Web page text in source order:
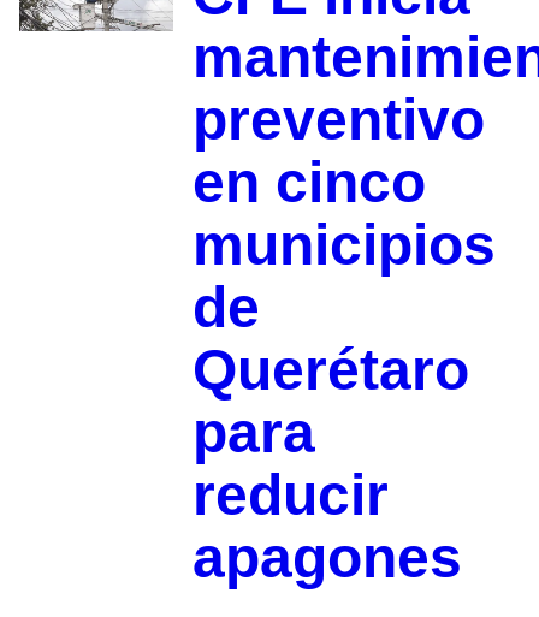
preventivo
en cinco
municipios
de
Querétaro
para
reducir
apagones